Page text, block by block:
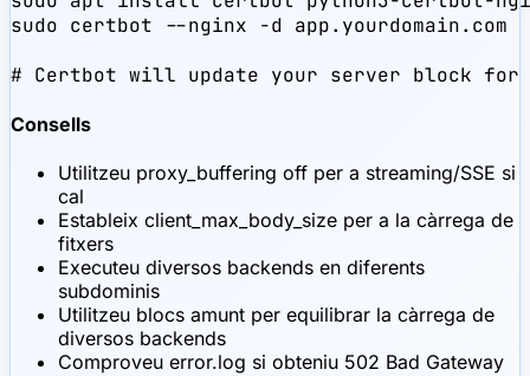
sudo certbot --nginx -d app.yourdomain.com
# Certbot will update your server block for
Consells
Utilitzeu proxy_buffering off per a streaming/SSE si
cal
Estableix client_max_body_size per a la càrrega de
fitxers
Executeu diversos backends en diferents
subdominis
Utilitzeu blocs amunt per equilibrar la càrrega de
diversos backends
Comproveu error.log si obteniu 502 Bad Gateway